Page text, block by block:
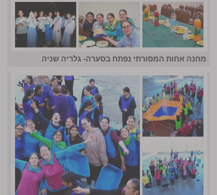
מחנה אחות המסורתי נפתח בסערה- גלריה שניה